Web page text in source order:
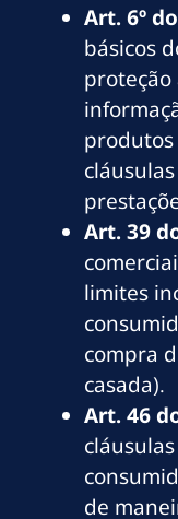
Art. 6º
básicos
proteção
produtos
Art. 39
limites
compra
casada).
Art. 46
de